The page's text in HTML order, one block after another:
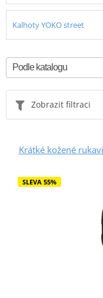
Kalhoty YOKO street
Zobrazit filtraci
Krátké kožené
SLEVA 55%